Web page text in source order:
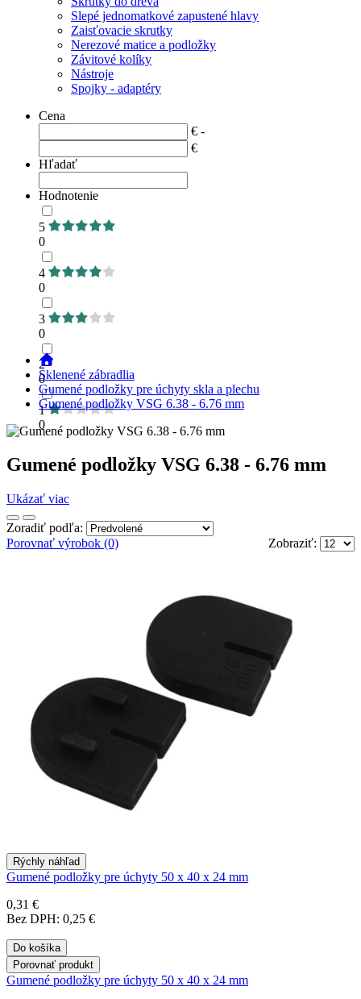
Slepé jednomatkové zapustené hlavy
Zaisťovacie skrutky
Nerezové matice a podložky
Závitové kolíky
Nástroje
Spojky - adaptéry
Cena
€ -
€
Hľadať
Hodnotenie
5
0
4
0
3
0
2
0
1
0
Sklenené zábradlia
Gumené podložky pre úchyty skla a plechu
Gumené podložky VSG 6.38 - 6.76 mm
Gumené podložky VSG 6.38 - 6.76 mm
Ukázať viac
Zoradiť podľa:
Zobraziť:
Porovnať výrobok (0)
Rýchly náhľad
Gumené podložky pre úchyty 50 x 40 x 24 mm
0,31 €
Bez DPH: 0,25 €
Do košíka
Porovnať produkt
Gumené podložky pre úchyty 50 x 40 x 24 mm